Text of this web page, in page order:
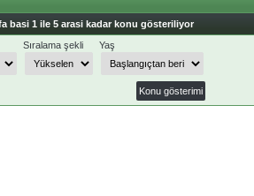
basi 1 ile 5 arasi kadar konu gösteriliyor
Sıralama şekli Yaş